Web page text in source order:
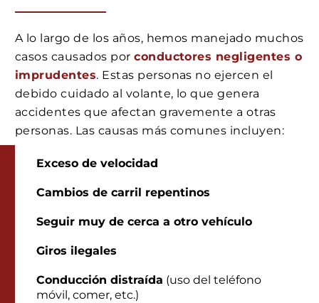
A lo largo de los años, hemos manejado muchos
casos causados porconductores negligentes o
imprudentes. Estas personas no ejercen el
debido cuidado al volante, lo que genera
accidentes que afectan gravemente a otras
personas. Las causas más comunes incluyen:
Exceso de velocidad
Cambios de carril repentinos
Seguir muy de cerca a otro vehículo
Giros ilegales
Conducción distraída (uso del teléfono
móvil, comer, etc.)